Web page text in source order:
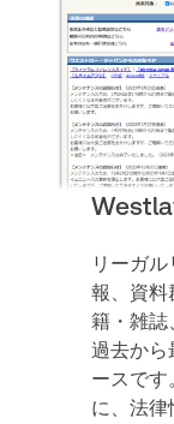
リーガ
報、資料
籍・雑誌
過去から
ースです
に、法律